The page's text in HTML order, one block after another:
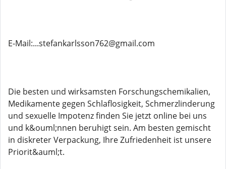
E-Mail:...stefankarlsson762@gmail.com
Die besten und wirksamsten Forschungschemikalien,
Medikamente gegen Schlaflosigkeit, Schmerzlinderung
und sexuelle Impotenz finden Sie jetzt online bei uns
und k&ouml;nnen beruhigt sein. Am besten gemischt
in diskreter Verpackung, Ihre Zufriedenheit ist unsere
Priorit&auml;t.